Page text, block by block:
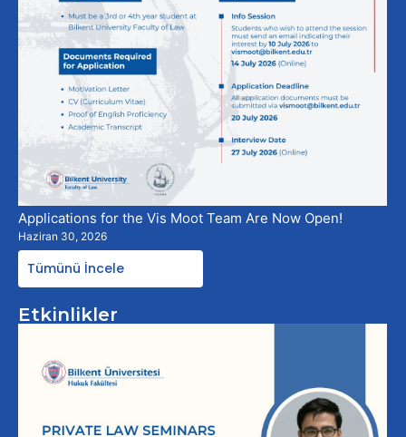
Applications for the Vis Moot Team Are Now Open!
Haziran 30, 2026
Tümünü İncele
Etkinlikler